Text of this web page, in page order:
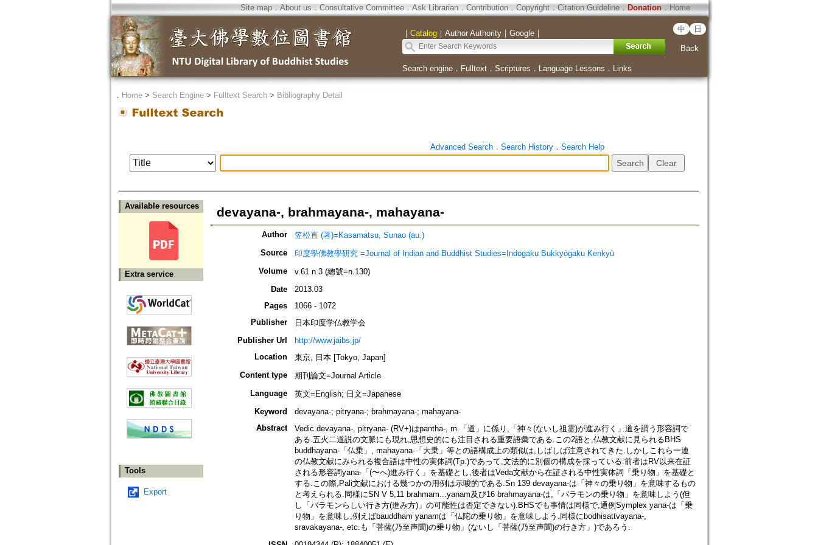
Site map．About us ． Consultative Committee． Ask Librarian． Contribution．Copyright．Citation Guideline． Donation．Home
｜ Catalog｜ Author Authority｜ Google｜ 中 日
Back
Search engine． Fulltext． Scriptures ． Language Lessons ． Links
． Home> Search Engine> Fulltext Search> Bibliography Detail
Advanced Search． Search History． Search Help
Available resources
Extra service
Tools
Export
devayana-, brahmayana-, mahayana-
Author
笠松直 (著)=Kasamatsu, Sunao (au.)
Source
印度學佛教學研究 =Journal of Indian and Buddhist Studies=Indogaku Bukkyōgaku Kenkyū
Volume
v.61 n.3 (總號=n.130)
Date
2013.03
Pages
1066 - 1072
Publisher
日本印度学仏教学会
Publisher Url
http://www.jaibs.jp/
Location
東京, 日本 [Tokyo, Japan]
Content type
期刊論文=Journal Article
Language
英文=English; 日文=Japanese
Keyword
devayana-; pitryana-; brahmayana-; mahayana-
Abstract
Vedic devayana-, pitryana- (RV+)はpantha-, m.「道」に係り,「神々(ないし祖霊)が進み行く」道を謂う形容詞で
ある.五火二道説の文脈にも現れ,思想史的にも注目される重要語彙である.この2語と,仏教文献に見られるBHS
buddhayana-「仏乗」, mahayana-「大乗」等との語構成上の類似は,しばしば注意されてきた.しかしこれら一連
の仏教文献にみられる複合語は中性の実体詞(Tp.)であって,文法的に別個の構成を採っている:前者はRV以来在証
される形容詞yana-「(〜へ)進み行く」を基礎とし,後者はVeda文献から在証される中性実体詞「乗り物」を基礎と
する.この際,Pali文献における幾つかの用例は示唆的である.Sn 139 devayana-は「神々の乗り物」を意味するもの
と考えられる.同様にSN V 5,11 brahmam...yanam及び16 brahmayana-は,「バラモンの乗り物」を意味しよう(但
し「バラモンらしい行き方(進み方)」の可能性は否定できない).BHSでも事情は同様で,通例Symplex yana-は「乗
り物」を意味し,例えばbauddham yanamは「仏陀の乗り物」を意味しよう.同様にbodhisattvayana-,
sravakayana-, etc.も「菩薩(乃至声聞)の乗り物」(ないし「菩薩(乃至声聞)の行き方」)であろう.